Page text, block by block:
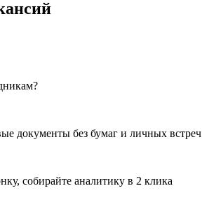
документы без бумаг и личных встреч
собирайте аналитику в 2 клика